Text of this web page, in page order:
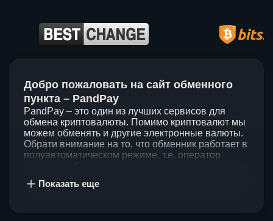
Добро пожаловать на сайт обменного
пункта – PandPay
PandPay – это один из лучших сервисов для
обмена криптовалюты. Помимо криптовалют мы
можем обменять и другие электронные валюты.
Обрати внимание на то, что обменник работает в
полуавтоматическом режиме, т.е. оператор
клиентов, поэтому стараемся проводить обмены
Показать еще